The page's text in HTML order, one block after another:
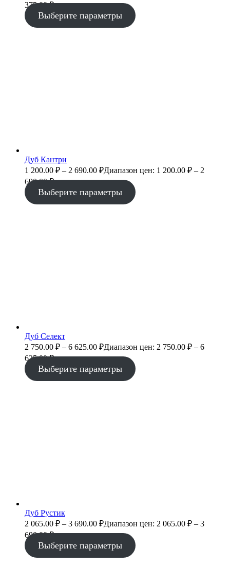
375.00 ₽
Выберите параметры
Дуб Кантри
1 200.00 ₽ – 2 690.00 ₽Диапазон цен: 1 200.00 ₽ – 2
690.00 ₽
Выберите параметры
Дуб Селект
2 750.00 ₽ – 6 625.00 ₽Диапазон цен: 2 750.00 ₽ – 6
625.00 ₽
Выберите параметры
Дуб Рустик
2 065.00 ₽ – 3 690.00 ₽Диапазон цен: 2 065.00 ₽ – 3
690.00 ₽
Выберите параметры